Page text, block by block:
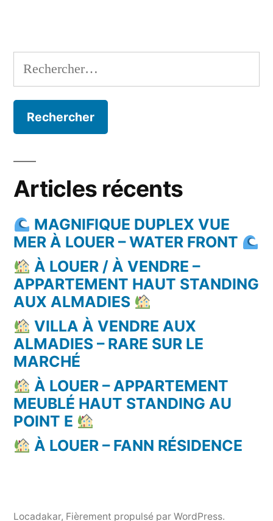
Rechercher :
Articles récents
MAGNIFIQUE DUPLEX VUE
MER À LOUER – WATER FRONT
À LOUER / À VENDRE –
APPARTEMENT HAUT STANDING
AUX ALMADIES
VILLA À VENDRE AUX
ALMADIES – RARE SUR LE
MARCHÉ
À LOUER – APPARTEMENT
MEUBLÉ HAUT STANDING AU
POINT E
À LOUER – FANN RÉSIDENCE
Locadakar, Fièrement propulsé par WordPress.